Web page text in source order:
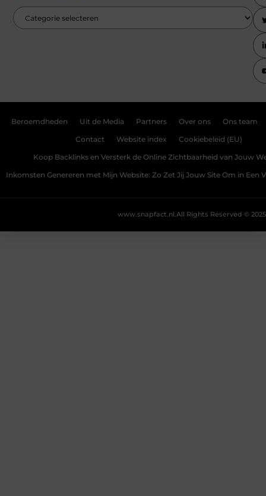
Beroemdheden Uit de Media Partners Over ons Ons team
Contact Website index Cookiebeleid (EU)
Koop Backlinks en Versterk de Online Zichtbaarheid van Jouw
Inkomsten Genereren met Mijn Website: Zo Zet Jij Jouw Site Om in Een
All Rights Reserved © 2025
www.snapfact.nl.